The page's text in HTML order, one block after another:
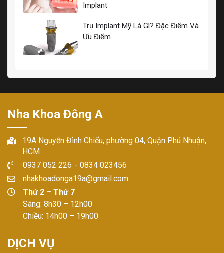
Implant
Trụ Implant Mỹ Là Gì? Đặc Điểm Và
Ưu Điểm
Nha Khoa Đông A
19A Nguyễn Đình Chiểu, phường 04, Quận Phú Nhuận,
HCM
0937 052 226 - 0834 023456
nhakhoadonga19a@gmail.com
Thứ 2 – Thứ 7
Sáng: 8h30 – 12h00
Chiều: 14h00 – 19h00
DỊCH VỤ